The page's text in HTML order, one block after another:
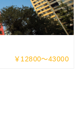
￥12800～43000